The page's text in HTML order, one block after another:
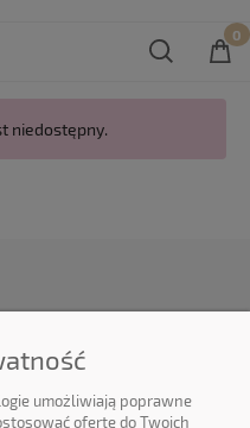
niedostępny.
umożliwiają poprawne
ofertę do Twoich